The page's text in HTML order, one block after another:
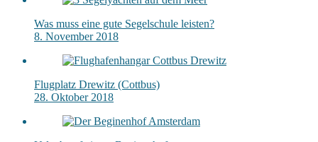
Was muss eine gute Segelschule leisten?
8. November 2018
Flugplatz Drewitz (Cottbus)
28. Oktober 2018